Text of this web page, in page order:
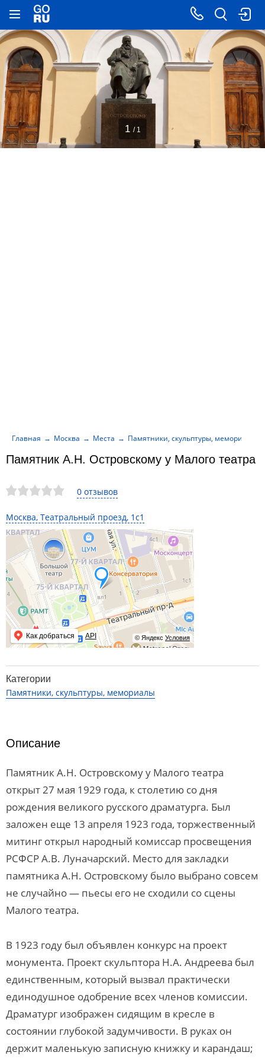
0 отзывов
Москва, Театральный проезд, 1с1
© Яндекс Условия
Как добраться API
Памятник А.Н. Островскому у Малого театра
Главная Москва Места Памятники, скульптуры, мемориалы
1 / 1
Категории
Памятники, скульптуры, мемориалы
Описание
Памятник А.Н. Островскому у Малого театра
открыт 27 мая 1929 года, к столетию со дня
рождения великого русского драматурга. Был
заложен еще 13 апреля 1923 года, торжественный
митинг открыл народный комиссар просвещения
РСФСР А.В. Луначарский. Место для закладки
памятника А.Н. Островскому было выбрано совсем
не случайно — пьесы его не сходили со сцены
Малого театра.
В 1923 году был объявлен конкурс на проект
монумента. Проект скульптора Н.А. Андреева был
единственным, который вызвал практически
единодушное одобрение всех членов комиссии.
Драматург изображен сидящим в кресле в
состоянии глубокой задумчивости. В руках он
держит маленькую записную книжку и карандаш;